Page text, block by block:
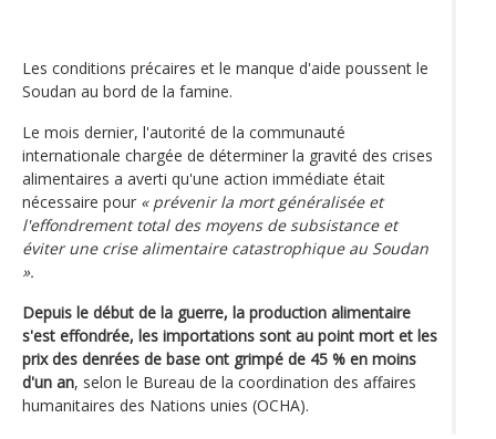
Les conditions précaires et le manque d'aide poussent le
Soudan au bord de la famine.
Le mois dernier, l'autorité de la communauté
internationale chargée de déterminer la gravité des crises
alimentaires a averti qu'une action immédiate était
nécessaire pour « prévenir la mort généralisée et
l'effondrement total des moyens de subsistance et
éviter une crise alimentaire catastrophique au Soudan
».
Depuis le début de la guerre, la production alimentaire
s'est effondrée, les importations sont au point mort et les
prix des denrées de base ont grimpé de 45 % en moins
d'un an, selon le Bureau de la coordination des affaires
humanitaires des Nations unies (OCHA).